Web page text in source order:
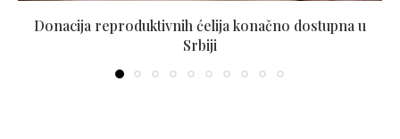
Donacija reproduktivnih ćelija konačno dostupna u
Srbiji